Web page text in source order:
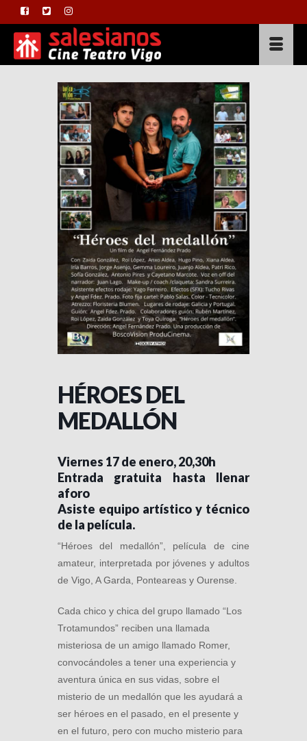
HÉROES DEL
MEDALLÓN
Viernes 17 de enero, 20,30h
Entrada gratuita hasta llenar
aforo
Asiste equipo artístico y técnico
de la película.
“Héroes del medallón”, película de cine
amateur, interpretada por jóvenes y adultos
de Vigo, A Garda, Ponteareas y Ourense.
Cada chico y chica del grupo llamado “Los
Trotamundos” reciben una llamada
misteriosa de un amigo llamado Romer,
convocándoles a tener una experiencia y
aventura única en sus vidas, sobre el
misterio de un medallón que les ayudará a
ser héroes en el pasado, en el presente y
en el futuro, pero con mucho misterio para